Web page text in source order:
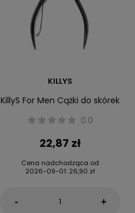
KILLYS
KillyS For Men Cążki do skórek
0.0
22,87 zł
Cena nadchodząca od
2026-09-01: 26,90 zł
- +